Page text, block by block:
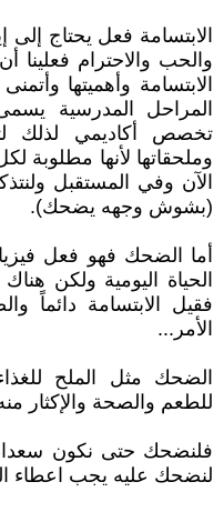
الابتسامة فعل يحتاج
والحب والاحترام فعلينا
الابتسامة وأهميتها
المراحل المدرسية
تخصص أكاديمي لذلك
وملحقاتها لأنها مطلوبة
الآن وفي المستقبل
(بشوش وجهه يضحك).
أما الضحك فهو فعل
الحياة اليومية ولكن
فقيل الابتسامة دائماً
الأمر...
الضحك مثل الملح
للطعم والصحة والإكثار
فلنضحك حتى نكون
لنضحك عليه يجب اعطاء